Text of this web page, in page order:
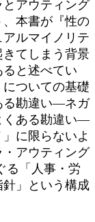
アウティング
本書が『性の
ルマイノリテ
きてしまう背景
と述べてい
ついての基礎
る勘違い―ネガ
くある勘違い―
に限らないよ
・アウティング
る「人事・労
」という構成